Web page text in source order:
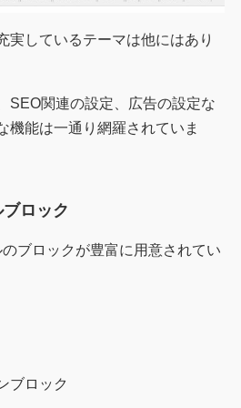
実しているテーマは他にはあり
SEO関連の設定、広告の設定な
機能は一通り網羅されていま
ロック
ブロックが豊富に用意されてい
ブロック